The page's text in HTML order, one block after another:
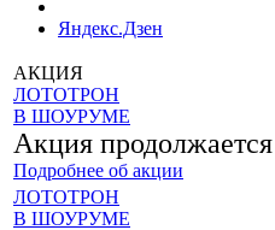
Яндекс.Дзен
АКЦИЯ
ЛОТОТРОН
В ШОУРУМЕ
Акция продолжается
Подробнее об акции
ЛОТОТРОН
В ШОУРУМЕ